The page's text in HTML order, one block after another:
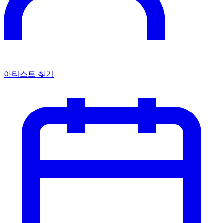
아티스트 찾기